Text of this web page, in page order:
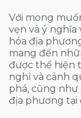
Với mong
vẹn và ý
hóa địa
mang đến
được thể hiện
nghỉ và cảnh
phá, cũng như
địa phương tại